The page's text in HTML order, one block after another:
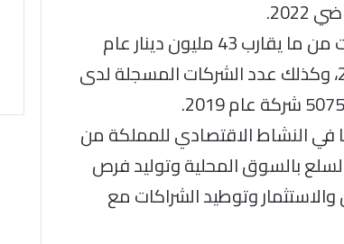
واشار الحاج توفيق إلى أن مستوردات المملكة ارتفعت من ما يقارب 43 مليون دينار عام
1960، إلى 19.376 مليار دينار خلال العام الماضي 2022، وكذلك عدد الشركات المسجلة لدى
في النشاط الاقتصادي للمملكة من
بالسوق المحلية وتوليد فرص
والاستثمار وتوطيد الشراكات مع